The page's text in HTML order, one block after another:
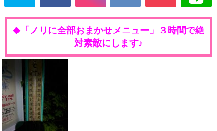
◆
「ノリに全部おまかせメニュー」３時間で絶
対素敵にします♪